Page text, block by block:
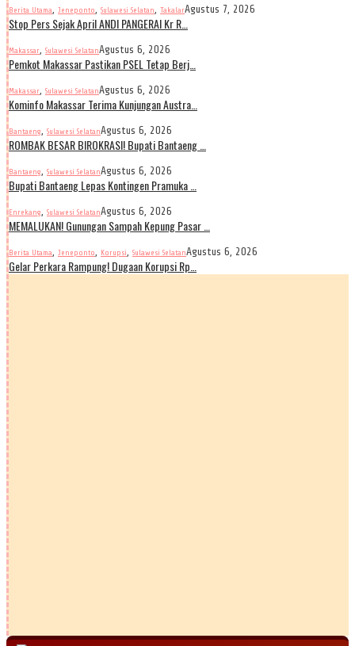
Berita Utama, Jeneponto, Sulawesi Selatan, TakalarAgustus 7, 2026
Stop Pers Sejak April ANDI PANGERAI Kr R…
Makassar, Sulawesi SelatanAgustus 6, 2026
Pemkot Makassar Pastikan PSEL Tetap Berj…
Makassar, Sulawesi SelatanAgustus 6, 2026
Kominfo Makassar Terima Kunjungan Austra…
Bantaeng, Sulawesi SelatanAgustus 6, 2026
ROMBAK BESAR BIROKRASI! Bupati Bantaeng …
Bantaeng, Sulawesi SelatanAgustus 6, 2026
Bupati Bantaeng Lepas Kontingen Pramuka …
Enrekang, Sulawesi SelatanAgustus 6, 2026
MEMALUKAN! Gunungan Sampah Kepung Pasar …
Berita Utama, Jeneponto, Korupsi, Sulawesi SelatanAgustus 6, 2026
Gelar Perkara Rampung! Dugaan Korupsi Rp…